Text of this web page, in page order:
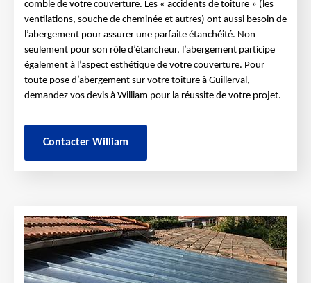
comble de votre couverture. Les « accidents de toiture » (les
ventilations, souche de cheminée et autres) ont aussi besoin de
l’abergement pour assurer une parfaite étanchéité. Non
seulement pour son rôle d’étancheur, l’abergement participe
également à l’aspect esthétique de votre couverture. Pour
toute pose d’abergement sur votre toiture à Guillerval,
demandez vos devis à William pour la réussite de votre projet.
Contacter William